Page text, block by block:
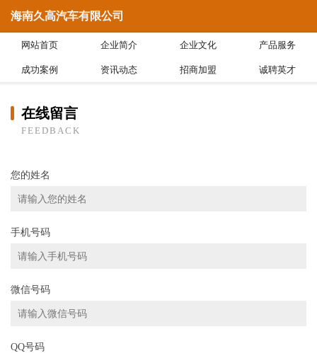
海南久高汽车有限公司
网站首页 企业简介 企业文化 产品服务
成功案例 资讯动态 招商加盟 诚聘英才
在线留言
FEEDBACK
您的姓名
手机号码
微信号码
QQ号码